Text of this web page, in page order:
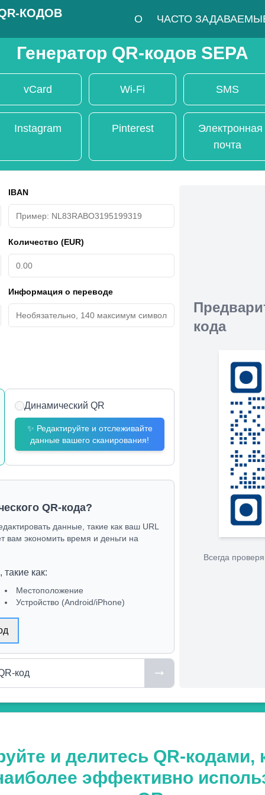
КОДОВ О ЧАСТО
Генератор QR-кодов SEPA
vCard Wi-Fi SMS
Instagram Pinterest
Электронная
почта
IBAN
Количество (EUR)
Информация о переводе
Динамический QR
✨ Редактируйте и отслеживайте
данные вашего сканирования!
QR-кода?
данные, такие как ваш URL
вам экономить время и деньги на
как:
Местоположение
Устройство (Android/iPhone)
код
кода
Всегда
и делитесь QR-кодами,
эффективно